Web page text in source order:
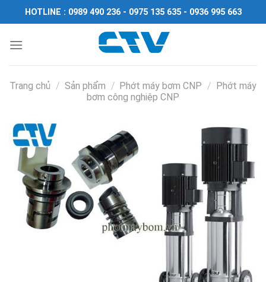
Chuyển
đến
dung
HOTLINE : 0989 490 236 - 0975 135 635 - 0936 995 663
Trang chủ / Sản phẩm / Phớt máy bơm CNP / Phớt máy
bơm công nghiệp CNP